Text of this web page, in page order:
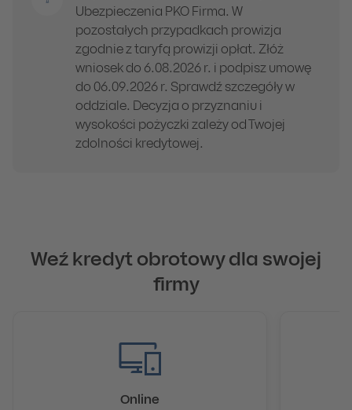
Ubezpieczenia PKO Firma. W
pozostałych przypadkach prowizja
zgodnie z taryfą prowizji opłat. Złóż
wniosek do 6.08.2026 r. i podpisz umowę
do 06.09.2026 r. Sprawdź szczegóły w
oddziale. Decyzja o przyznaniu i
wysokości pożyczki zależy od Twojej
zdolności kredytowej.
Weź kredyt obrotowy dla swojej
firmy
Online